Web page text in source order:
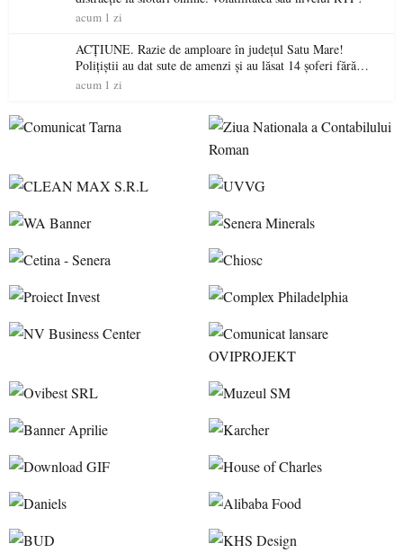
acum 1 zi
ACȚIUNE. Razie de amploare în județul Satu Mare!
Polițiștii au dat sute de amenzi și au lăsat 14 șoferi fără
permis într-o singură zi
acum 1 zi